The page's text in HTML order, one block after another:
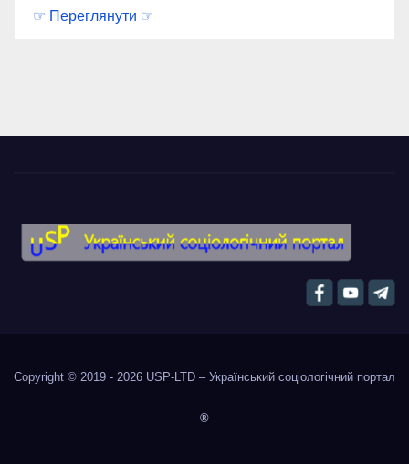
☞ Переглянути ☞
Copyright © 2019 - 2026 USP-LTD – Український соціологічний портал
®